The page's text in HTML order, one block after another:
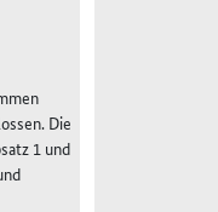
Die
1 und